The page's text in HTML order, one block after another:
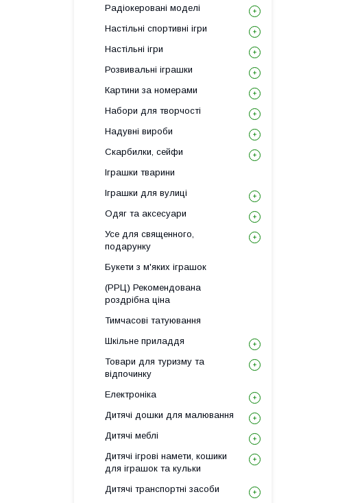
Радіокеровані моделі
Настільні спортивні ігри
Настільні ігри
Розвивальні іграшки
Картини за номерами
Набори для творчості
Надувні вироби
Скарбилки, сейфи
Іграшки тварини
Іграшки для вулиці
Одяг та аксесуари
Усе для священного,
подарунку
Букети з м'яких іграшок
(РРЦ) Рекомендована
роздрібна ціна
Тимчасові татуювання
Шкільне приладдя
Товари для туризму та
відпочинку
Електроніка
Дитячі дошки для малювання
Дитячі меблі
Дитячі ігрові намети, кошики
для іграшок та кульки
Дитячі транспортні засоби